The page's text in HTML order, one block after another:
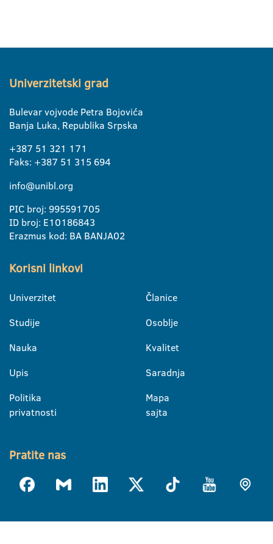
Univerzitetski grad
Bulevar vojvode Petra Bojovića
Banja Luka, Republika Srpska
+387 51 321 171
Faks: +387 51 315 694
info@unibl.org
PIC broj: 995591705
ID broj: E10186843
Erazmus kod: BA BANJA02
Korisni linkovi
Univerzitet
Studije
Nauka
Upis
Politika
privatnosti
Članice
Osoblje
Kvalitet
Saradnja
Mapa
sajta
Pratite nas